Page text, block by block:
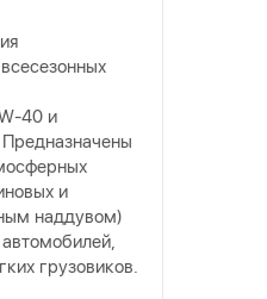
40 и
и
наддувом)
грузовиков.